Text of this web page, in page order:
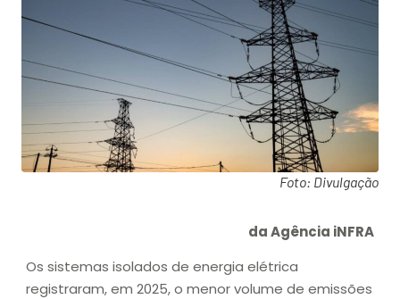
Foto: Divulgação
da Agência iNFRA
Os sistemas isolados de energia elétrica
registraram, em 2025, o menor volume de emissões